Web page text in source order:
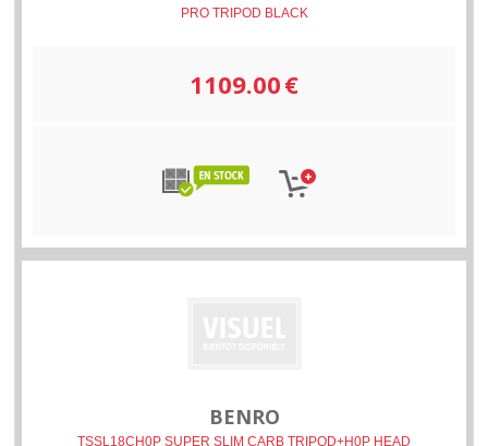
PRO TRIPOD BLACK
1109.00€
BENRO
TSSL18CH0P SUPER SLIM CARB TRIPOD+H0P HEAD